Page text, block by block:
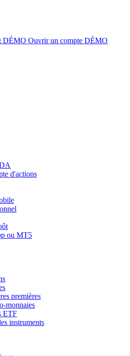
DÉMO Ouvrir un compte DÉMO
d'actions
ou MT5
premières
monnaies
ETF
instruments